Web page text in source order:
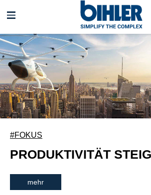
überspringen
#FOKUS
PRODUKTIVITÄT
mehr